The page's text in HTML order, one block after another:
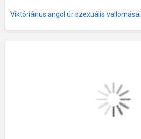
Viktóriánus angol úr szexuális vallomásai